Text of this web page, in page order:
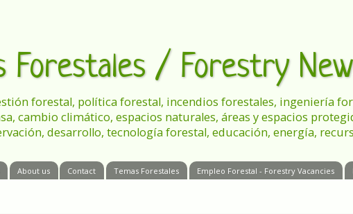
Forestales / Forestry
forestal, política forestal, incendios forestales, ingeniería
cambio climático, espacios naturales, áreas y espacios
desarrollo, tecnología forestal, educación, energía,
About us Contact Temas Forestales Empleo Forestal - Forestry Vacancies